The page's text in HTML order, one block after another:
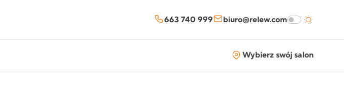
663 740 999 biuro@relew.com
Wybierz swój salon